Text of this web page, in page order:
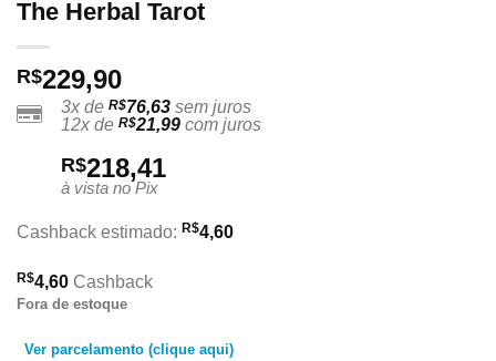
The Herbal Tarot
R$229,90
3x de R$76,63 sem juros
12x de R$21,99 com juros
R$218,41
à vista no Pix
Cashback estimado: R$4,60
R$4,60 Cashback
Fora de estoque
Ver parcelamento (clique aqui)